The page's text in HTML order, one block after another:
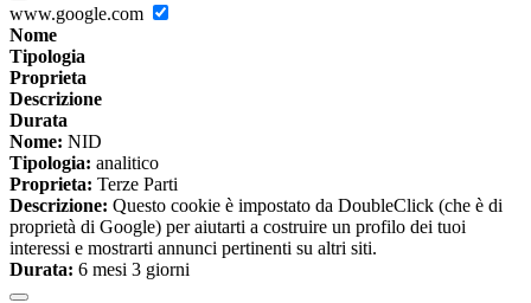
www.google.com
Nome
Tipologia
Proprieta
Descrizione
Durata
Nome: NID
Tipologia: analitico
Proprieta: Terze Parti
Descrizione: Questo cookie è impostato da DoubleClick (che è di
proprietà di Google) per aiutarti a costruire un profilo dei tuoi
interessi e mostrarti annunci pertinenti su altri siti.
Durata: 6 mesi 3 giorni